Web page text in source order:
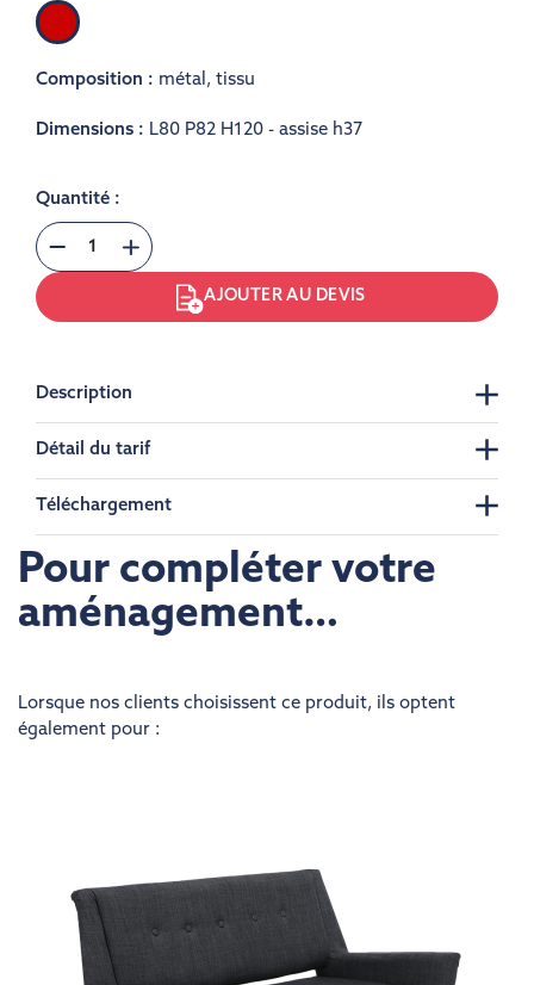
Rouge
Composition : métal, tissu
Dimensions : L80 P82 H120 - assise h37
Quantité :
AJOUTER AU DEVIS
Description
Détail du tarif
Téléchargement
Pour compléter votre
aménagement…
Lorsque nos clients choisissent ce produit, ils optent
également pour :